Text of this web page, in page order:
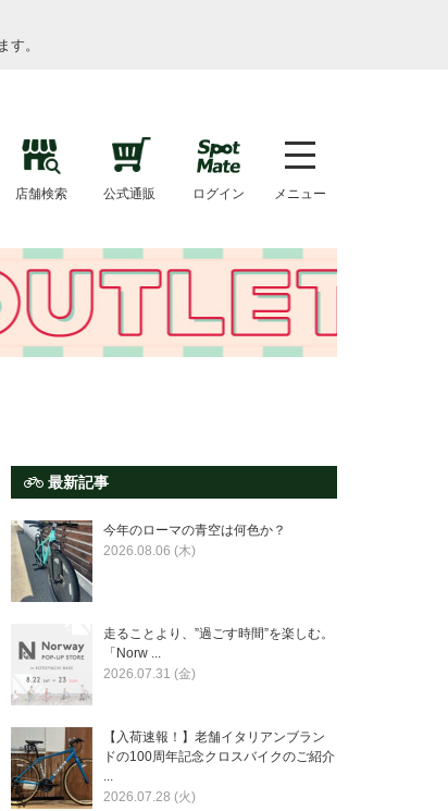
す。
店舗検索 公式通販 ログイン メニュー
最新記事
今年のローマの青空は何色か？
2026.08.06 (木)
走ることより、”過ごす時間”を楽しむ。
「Norw ...
2026.07.31 (金)
【入荷速報！】老舗イタリアンブラン
ドの100周年記念クロスバイクのご紹介
...
2026.07.28 (火)